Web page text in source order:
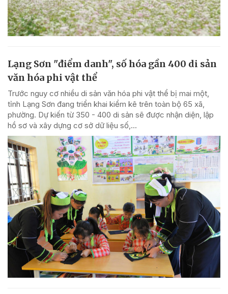
Lạng Sơn "điểm danh", số hóa gần 400 di sản
văn hóa phi vật thể
Trước nguy cơ nhiều di sản văn hóa phi vật thể bị mai một,
tỉnh Lạng Sơn đang triển khai kiểm kê trên toàn bộ 65 xã,
phường. Dự kiến từ 350 - 400 di sản sẽ được nhận diện, lập
hồ sơ và xây dựng cơ sở dữ liệu số,...